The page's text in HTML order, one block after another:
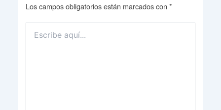
Los campos obligatorios están marcados con *
aquí...